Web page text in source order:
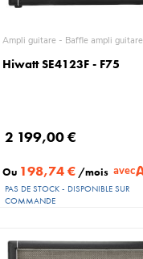
Ampli guitare - Baffle ampli guitare
Hiwatt SE4123F - F75
2 199,00 €
Ou 198,74 € /mois avec
PAS DE STOCK - DISPONIBLE SUR
COMMANDE